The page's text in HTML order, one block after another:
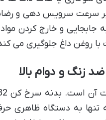
سرعت سرویس دهی و
و خارج کردن
روغن داغ جلوگیری می
زنگ و دوام بالا
تنها به دستگاه ظاهری